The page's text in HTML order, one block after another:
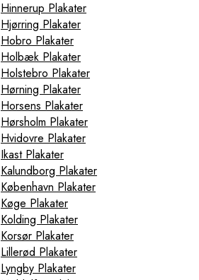
Hinnerup Plakater
Hjørring Plakater
Hobro Plakater
Holbæk Plakater
Holstebro Plakater
Hørning Plakater
Horsens Plakater
Hørsholm Plakater
Hvidovre Plakater
Ikast Plakater
Kalundborg Plakater
København Plakater
Køge Plakater
Kolding Plakater
Korsør Plakater
Lillerød Plakater
Lyngby Plakater